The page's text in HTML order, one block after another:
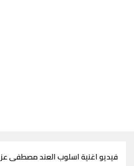
فيديو اغنية اسلوب العند مصطفى عز